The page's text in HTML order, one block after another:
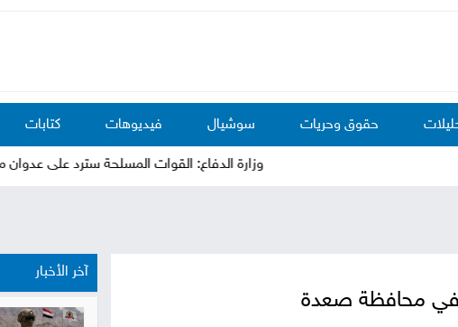
حقوق وحريات سوشيال فيديوهات كتابات
وزارة الدفاع: القوات المسلحة سترد على عدوان
في محافظة صعدة
آخر الأخبار